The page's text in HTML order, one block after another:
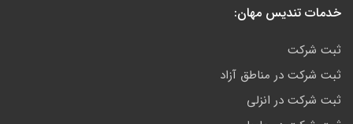
خدمات تندیس مهان:
ثبت شرکت
ثبت شرکت در مناطق آزاد
ثبت شرکت در انزلی